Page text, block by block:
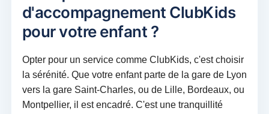
d'accompagnement ClubKids
pour votre enfant ?
Opter pour un service comme ClubKids, c'est choisir
la sérénité. Que votre enfant parte de la gare de Lyon
vers la gare Saint-Charles, ou de Lille, Bordeaux, ou
Montpellier, il est encadré. C'est une tranquillité